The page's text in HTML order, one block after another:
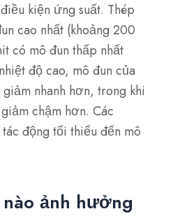
kiện ứng suất. Thép
cao nhất (khoảng 200
có mô đun thấp nhất
độ cao, mô đun của
nhanh hơn, trong khi
chậm hơn. Các
động tối thiểu đến mô
ảnh hưởng